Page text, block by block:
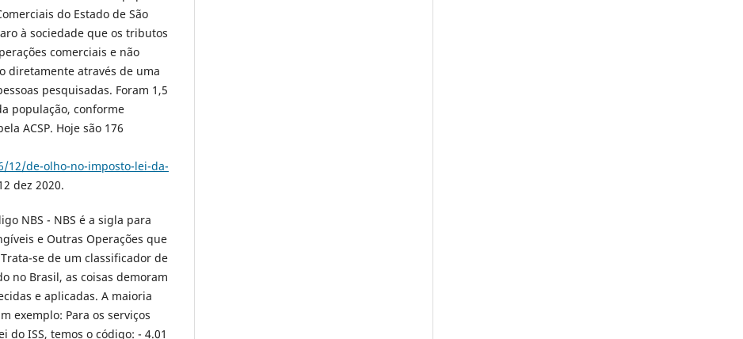
do Estado de São
à sociedade que os tributos
comerciais e não
diretamente através de uma
pesquisadas. Foram 1,5
população, conforme
ACSP. Hoje são 176
de-olho-no-imposto-lei-da-
dez 2020.
NBS - NBS é a sigla para
e Outras Operações que
se de um classificador de
no Brasil, as coisas demoram
e aplicadas. A maioria
exemplo: Para os serviços
do ISS, temos o código: - 4.01